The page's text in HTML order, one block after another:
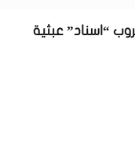
“اسناد” عبثية